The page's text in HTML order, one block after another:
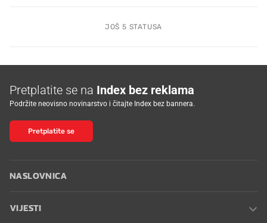
JOŠ 5 STATUSA
Pretplatite se na Index bez reklama
Podržite neovisno novinarstvo i čitajte Index bez bannera.
Pretplatite se
NASLOVNICA
VIJESTI